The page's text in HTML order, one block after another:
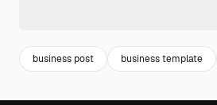
business post business template